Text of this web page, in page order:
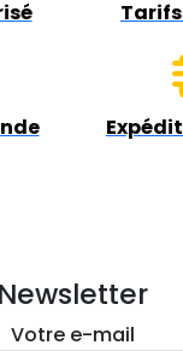
Newsletter
Votre e-mail